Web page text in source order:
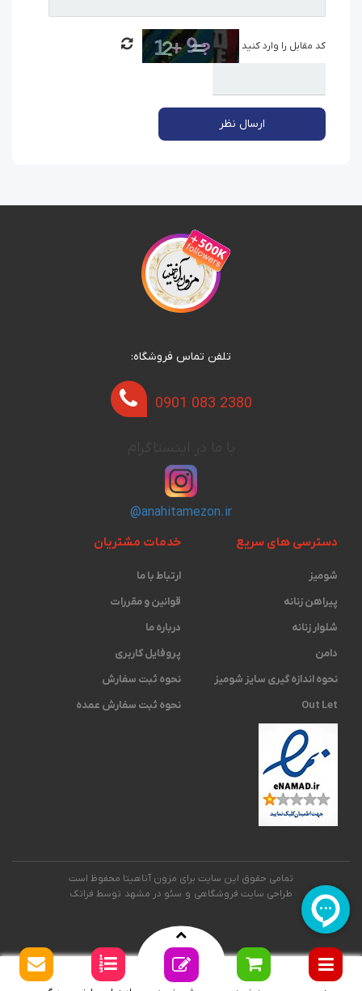
کد مقابل را وارد کنید
ارسال نظر
تلفن تماس فروشگاه:
0901 083 2380
@anahitamezon.ir
دسترسی های سریع
شومیز
پیراهن زنانه
شلوار زنانه
دامن
نحوه اندازه گیری ‫سایز شومیز
Out Let
خدمات مشتریان
ارتباط با ما
قوانین و مقررات
درباره ما
پروفایل کاربری
نحوه ثبت سفارش
نحوه ثبت سفارش عمده
تمامی حقوق این سایت برای مزون آناهیتا محفوظ است
طراحی سایت فروشگاهی و سئو در مشهد توسط فراتک